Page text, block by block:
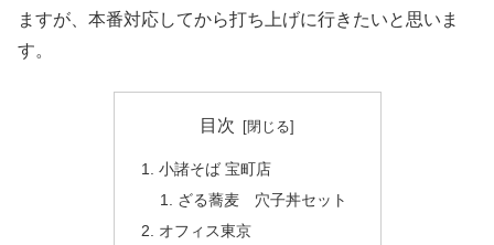
ますが、本番対応してから打ち上げに行きたいと思いま
す。
目次
小諸そば 宝町店
ざる蕎麦 穴子丼セット
オフィス東京